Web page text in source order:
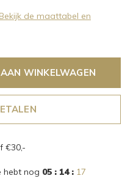
Bekijk de maattabel en
WINKELWAGEN
€30,-
hebt nog 05 : 14 : 16